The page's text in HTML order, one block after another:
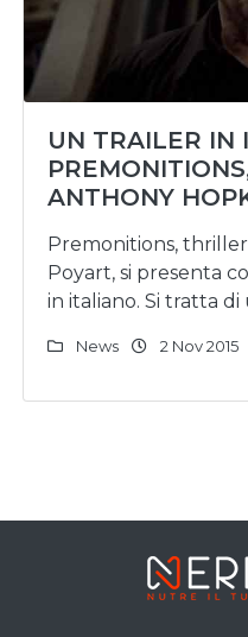
UN TRAILER IN
ANTHONY
Premonitions,
Poyart, si presenta
in italiano. Si tratta
News 2 Nov 2015